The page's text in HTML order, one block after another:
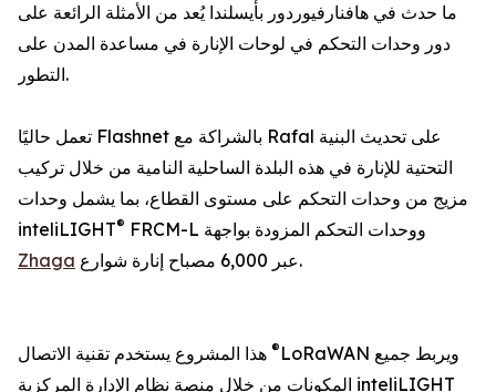
ما حدث في هافنارفيوردور بأيسلندا يُعد من الأمثلة الرائعة على
دور وحدات التحكم في لوحات الإنارة في مساعدة المدن على
التطور.
تعمل حاليًا Flashnet بالشراكة مع Rafal على تحديث البنية
التحتية للإنارة في هذه البلدة الساحلية النامية من خلال تركيب
مزيج من وحدات التحكم على مستوى القطاع، بما يشمل وحدات
inteliLIGHT®
FRCM-L ووحدات التحكم المزودة بواجهة
Zhaga
عبر 6,000 مصباح إنارة شوارع.
® LoRaWAN ويربط جميع
المكونات من خلال منصة نظام الإدارة المركزية inteliLIGHT